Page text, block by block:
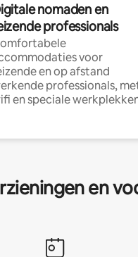
nomaden en
professionals
voor
en op afstand
professionals,
en speciale
en